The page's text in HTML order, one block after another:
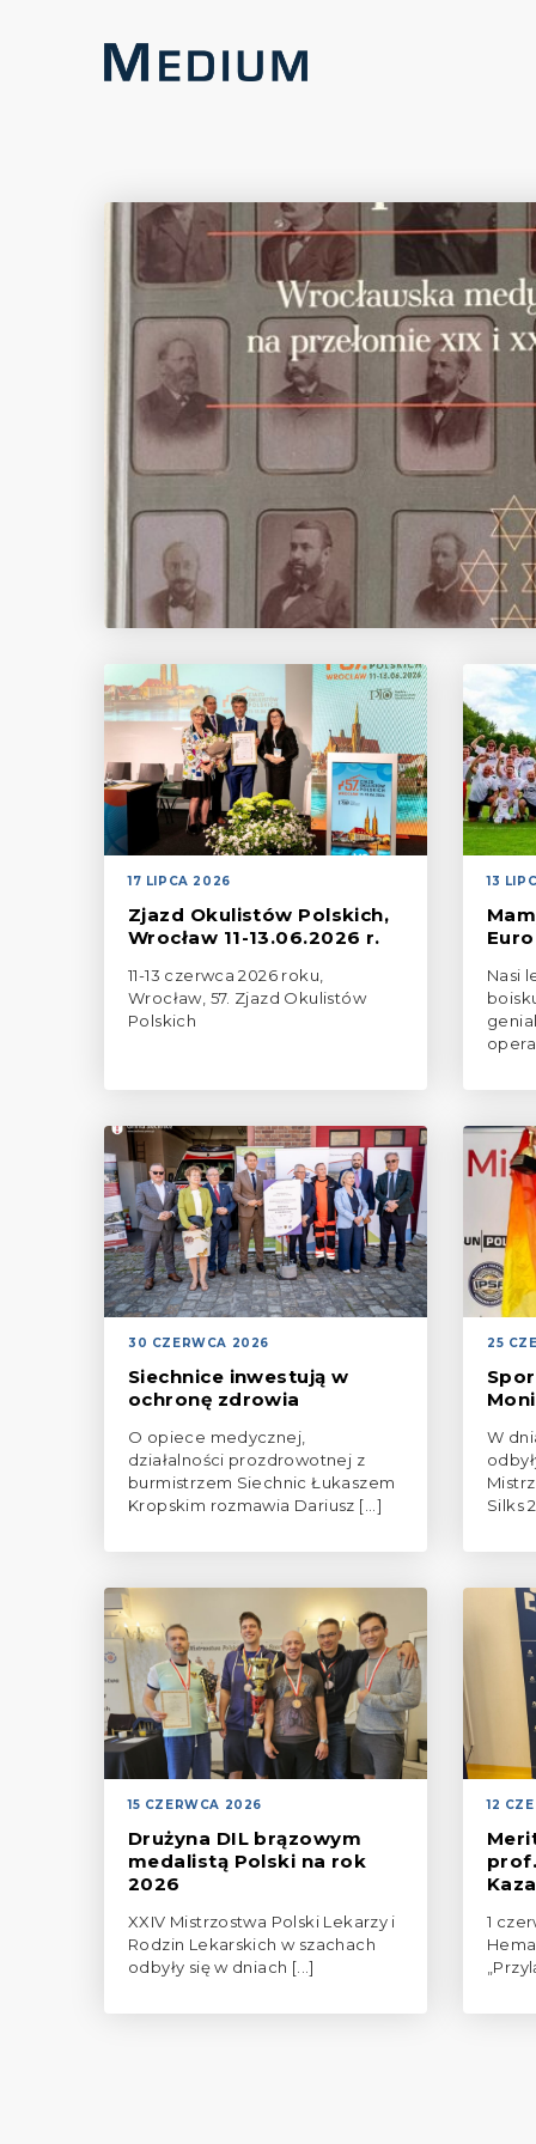
17 LIPCA 2026
Zjazd Okulistów Polskich,
Wrocław 11-13.06.2026 r.
11-13 czerwca 2026 roku,
Wrocław, 57. Zjazd Okulistów
Polskich
13
Nasi
30 CZERWCA 2026
Siechnice inwestują w
ochronę zdrowia
O opiece medycznej,
działalności prozdrowotnej z
burmistrzem Siechnic Łukaszem
Kropskim rozmawia Dariusz [...]
25
W
Silks
15 CZERWCA 2026
Drużyna DIL brązowym
medalistą Polski na rok
2026
XXIV Mistrzostwa Polski Lekarzy i
Rodzin Lekarskich w szachach
odbyły się w dniach [...]
12
1